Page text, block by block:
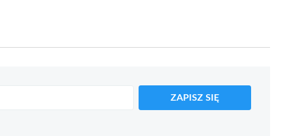
ZAPISZ SIĘ